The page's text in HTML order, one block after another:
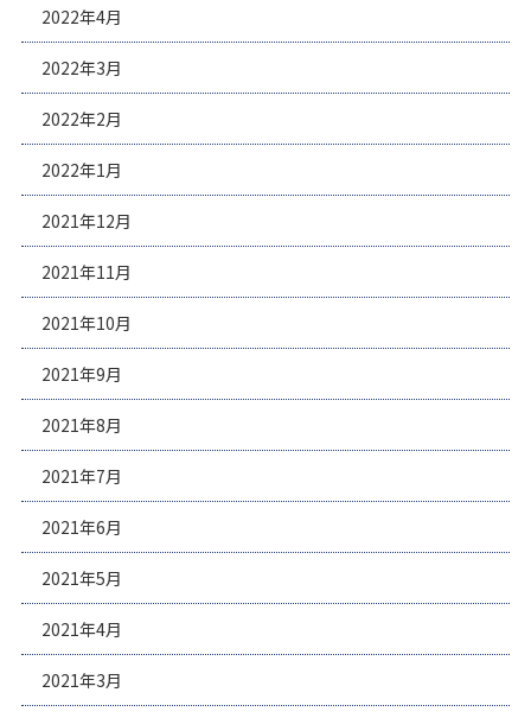
2022年4月
2022年3月
2022年2月
2022年1月
2021年12月
2021年11月
2021年10月
2021年9月
2021年8月
2021年7月
2021年6月
2021年5月
2021年4月
2021年3月